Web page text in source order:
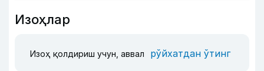
Изоҳлар
Изоҳ қолдириш учун, аввал рўйхатдан ўтинг